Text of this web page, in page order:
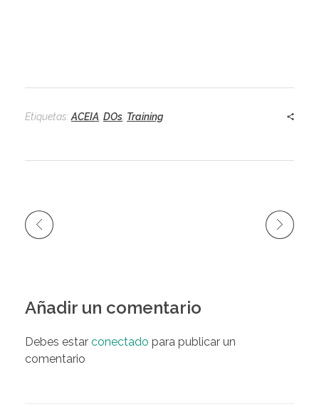
Etiquetas:ACEIA, DOs, Training
Añadir un comentario
Debes estar conectado para publicar un
comentario